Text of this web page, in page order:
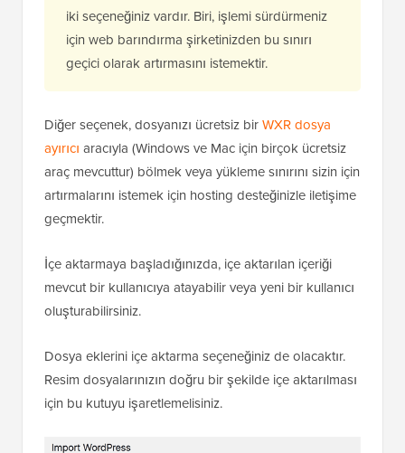
iki seçeneğiniz vardır. Biri, işlemi sürdürmeniz
için web barındırma şirketinizden bu sınırı
geçici olarak artırmasını istemektir.
Diğer seçenek, dosyanızı ücretsiz birWXR dosya
ayırıcı aracıyla (Windows ve Mac için birçok ücretsiz
araç mevcuttur) bölmek veya yükleme sınırını sizin için
artırmalarını istemek için hosting desteğinizle iletişime
geçmektir.
İçe aktarmaya başladığınızda, içe aktarılan içeriği
mevcut bir kullanıcıya atayabilir veya yeni bir kullanıcı
oluşturabilirsiniz.
Dosya eklerini içe aktarma seçeneğiniz de olacaktır.
Resim dosyalarınızın doğru bir şekilde içe aktarılması
için bu kutuyu işaretlemelisiniz.